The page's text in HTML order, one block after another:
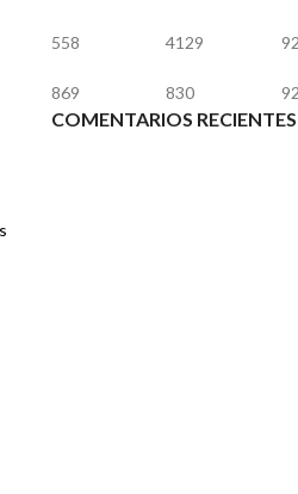
558
869
4129
830
COMENTARIOS RECIENTES